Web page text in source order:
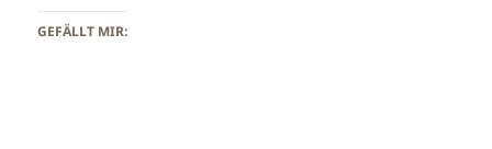
GEFÄLLT MIR: